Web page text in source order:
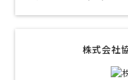
株式会社